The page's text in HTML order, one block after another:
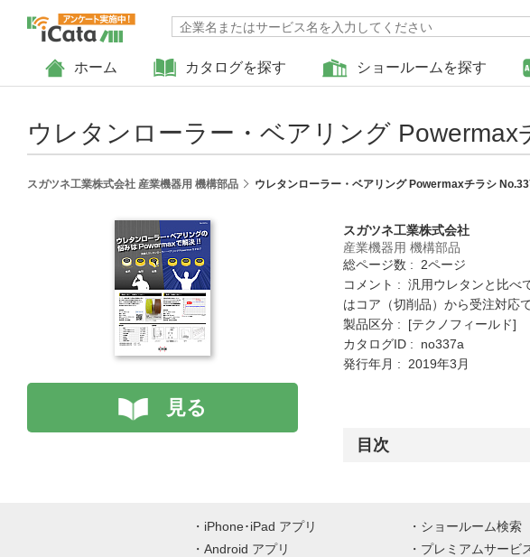
ホーム カタログを探す ショールームを探す
ウレタンローラー・ベアリング Powermax
スガツネ工業株式会社 産業機器用 機構部品 ウレタンローラー・ベアリング Powermaxチラシ
見る
スガツネ工業株式会社
産業機器用 機構部品
総ページ数 : 2ページ
コメント : 汎用ウレタンと比べ
はコア（切削品）から受注対応
製品区分 : [テクノフィールド]
カタログID : no337a
発行年月 : 2019年3月
目次
iPhone･iPad アプリ
Android アプリ
ショールーム検索
プレミアムサービ